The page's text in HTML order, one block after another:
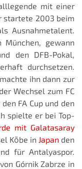
mit einer
startete 2003 beim
Ausnahmetalent.
gewann
den DFB-Pokal,
durchsetzen.
ihn dann zur
Wechsel zum FC
FA Cup und den
spielte er bei Top-
mit Galatasaray
Kōbe in Japanden
für Antalyaspor.
Górnik Zabrze in